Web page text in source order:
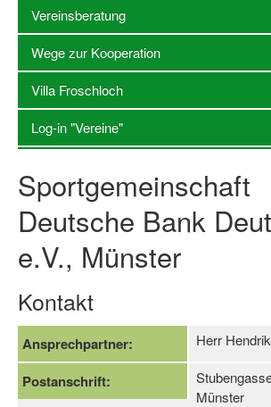
Kinderschutz im Sport
Fördermöglichkeiten
Vereinsberatung
Wege zur Kooperation
Villa Froschloch
Log-in "Vereine"
Qualifizierung
Qualifizierung im Vereinsmanagement
Fachtag Bildung braucht Bewegung
Vereinsberatung
Wege zur Kooperation
Villa Froschloch
Log-in "Vereine"
Sportgemeinschaft
Deutsche Bank
e.V., Münster
Kontakt
Ansprechpartner: Herr
Postanschrift:
Münster